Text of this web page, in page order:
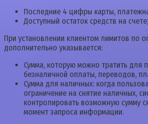
Последние 4 цифры карты,
Доступный остаток средств на счете;
При установлении клиентом лимитов по
дополнительно указывается:
Сумма, которую можно тратить для
безналичной оплаты, переводов,
Сумма для наличных: когда
ограничение на снятие наличных,
контролировать возможную сумму
момент запроса информации.